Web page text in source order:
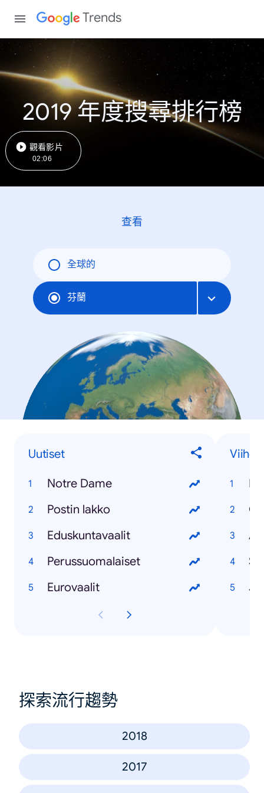
Trends
2019 年度搜尋排行榜
觀看影片
02:06
查看
全球的
芬蘭
Uutiset
Notre Dame
Postin lakko
Eduskuntavaalit
Perussuomalaiset
Eurovaalit
Viihde
探索流行趨勢
2018
2017